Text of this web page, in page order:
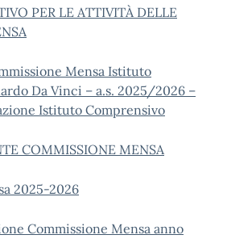
PER LE ATTIVITÀ DELLE
Mensa Istituto
Da Vinci – a.s. 2025/2026 –
Istituto Comprensivo
COMMISSIONE MENSA
2025-2026
Commissione Mensa anno